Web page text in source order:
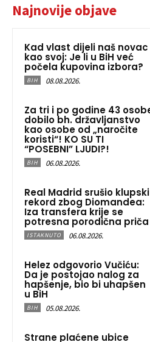
Najnovije objave
Kad vlast dijeli naš novac
kao svoj: Je li u BiH već
počela kupovina izbora?
BIH 08.08.2026.
Za tri i po godine 43
dobilo bh. državljanstvo
kao osobe od „naročite
koristi“! KO SU TI
“POSEBNI” LJUDI?!
BIH 06.08.2026.
Real Madrid srušio klupski
rekord zbog Diomandea:
Iza transfera krije se
potresna porodična priča
ISTAKNUTO 06.08.2026.
Helez odgovorio Vučiću:
Da je postojao nalog za
hapšenje, bio bi uhapšen
u BiH
BIH 05.08.2026.
Strane plaćene ubice